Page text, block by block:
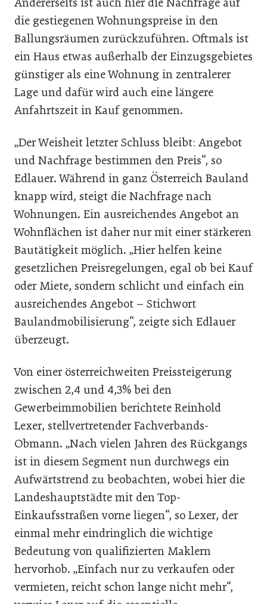
Andererseits ist auch hier die Nachfrage auf
die gestiegenen Wohnungspreise in den
Ballungsräumen zurückzuführen. Oftmals ist
ein Haus etwas außerhalb der Einzugsgebietes
günstiger als eine Wohnung in zentralerer
Lage und dafür wird auch eine längere
Anfahrtszeit in Kauf genommen.
„Der Weisheit letzter Schluss bleibt: Angebot
und Nachfrage bestimmen den Preis“, so
Edlauer. Während in ganz Österreich Bauland
knapp wird, steigt die Nachfrage nach
Wohnungen. Ein ausreichendes Angebot an
Wohnflächen ist daher nur mit einer stärkeren
Bautätigkeit möglich. „Hier helfen keine
gesetzlichen Preisregelungen, egal ob bei Kauf
oder Miete, sondern schlicht und einfach ein
ausreichendes Angebot – Stichwort
Baulandmobilisierung“, zeigte sich Edlauer
überzeugt.
Von einer österreichweiten Preissteigerung
zwischen 2,4 und 4,3% bei den
Gewerbeimmobilien berichtete Reinhold
Lexer, stellvertretender Fachverbands-
Obmann. „Nach vielen Jahren des Rückgangs
ist in diesem Segment nun durchwegs ein
Aufwärtstrend zu beobachten, wobei hier die
Landeshauptstädte mit den Top-
Einkaufsstraßen vorne liegen“, so Lexer, der
einmal mehr eindringlich die wichtige
Bedeutung von qualifizierten Maklern
hervorhob. „Einfach nur zu verkaufen oder
vermieten, reicht schon lange nicht mehr“,